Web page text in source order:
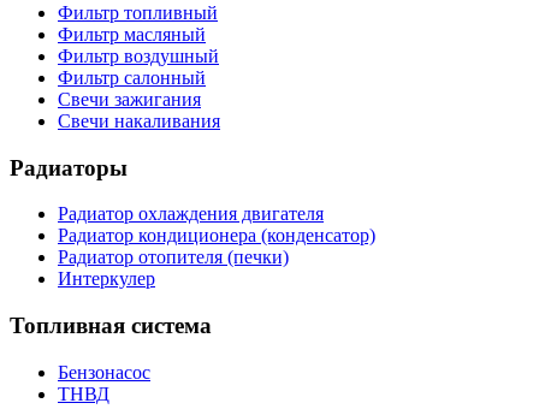
Фильтр топливный
Фильтр масляный
Фильтр воздушный
Фильтр салонный
Свечи зажигания
Свечи накаливания
Радиаторы
Радиатор охлаждения двигателя
Радиатор кондиционера (конденсатор)
Радиатор отопителя (печки)
Интеркулер
Топливная система
Бензонасос
ТНВД